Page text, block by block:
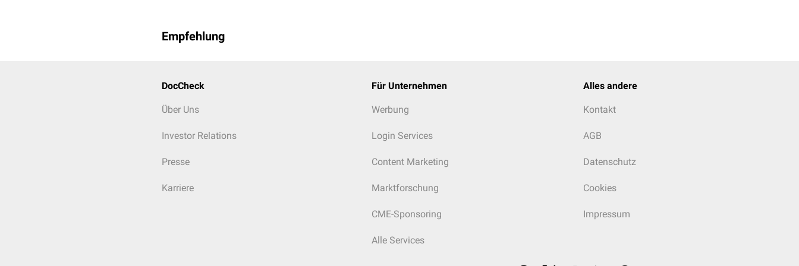
Empfehlung
DocCheck
Über Uns
Investor Relations
Presse
Karriere
Für Unternehmen
Werbung
Login Services
Content Marketing
Marktforschung
CME-Sponsoring
Alle Services
Alles andere
Kontakt
AGB
Datenschutz
Cookies
Impressum